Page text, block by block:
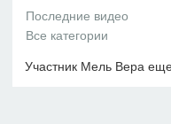
В друзья
Участник Мель Вера